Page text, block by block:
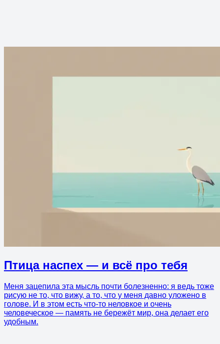
Птица наспех — и всё про тебя
Меня зацепила эта мысль почти болезненно: я ведь тоже
рисую не то, что вижу, а то, что у меня давно уложено в
голове. И в этом есть что-то неловкое и очень
человеческое — память не бережёт мир, она делает его
удобным.